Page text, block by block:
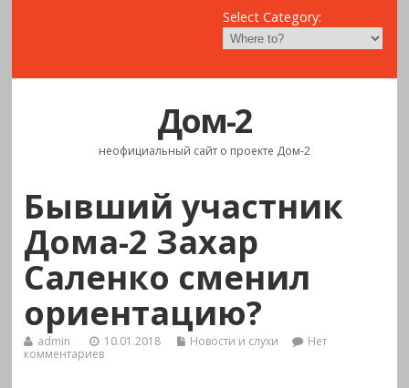
Select Category:
Дом-2
неофициальный сайт о проекте Дом-2
Бывший участник
Дома-2 Захар
Саленко сменил
ориентацию?
admin 10.01.2018 Новости и слухи
Нет
комментариев